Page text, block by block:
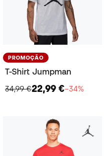
PROMOÇÃO
T-Shirt Jumpman
34,99 €22,99 €−34%